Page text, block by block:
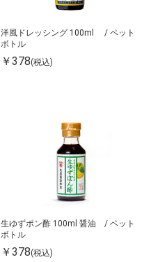
洋風ドレッシング 100ml / ペット
ボトル
￥378(税込)
生ゆずポン酢 100ml 醤油 / ペット
ボトル
￥378(税込)